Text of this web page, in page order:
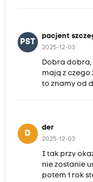
PST
pacjent
2025-12-03
Dobra dobra,
mają z czego
to znamy od
D
der
2025-12-03
I tak przy
nie zostanie
potem 1 rok